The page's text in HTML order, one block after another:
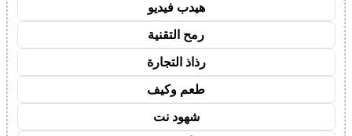
هيدب فيديو
رمح التقنية
رذاذ التجارة
طعم وكيف
شهود نت